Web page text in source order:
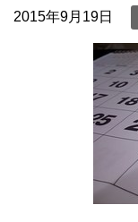
2015年9月19日